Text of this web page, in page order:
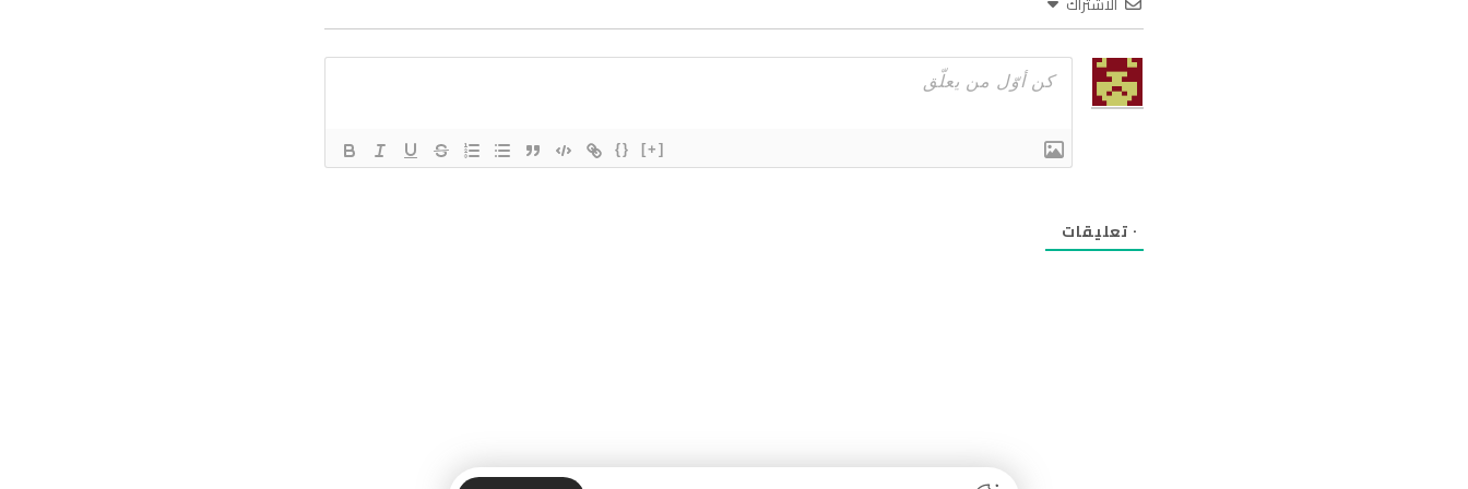
{} [+]
٠ تعليقات